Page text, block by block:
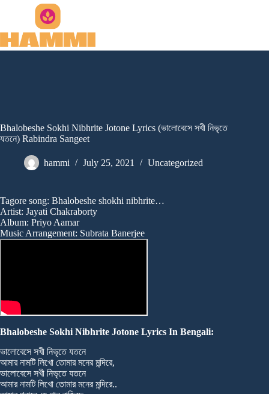
Bhalobeshe Sokhi Nibhrite Jotone Lyrics (ভালোবেসে সখী নিভৃতে
যতনে) Rabindra Sangeet
hammi July 25, 2021 Uncategorized
Tagore song: Bhalobeshe shokhi nibhrite…
Artist: Jayati Chakraborty
Album: Priyo Aamar
Music Arrangement: Subrata Banerjee
Bhalobeshe Sokhi Nibhrite Jotone Lyrics In Bengali:
ভালোবেসে সখী নিভৃতে যতনে
আমার নামটি লিখো তোমার মনের মন্দিরে,
ভালোবেসে সখী নিভৃতে যতনে
আমার নামটি লিখো তোমার মনের মন্দিরে..